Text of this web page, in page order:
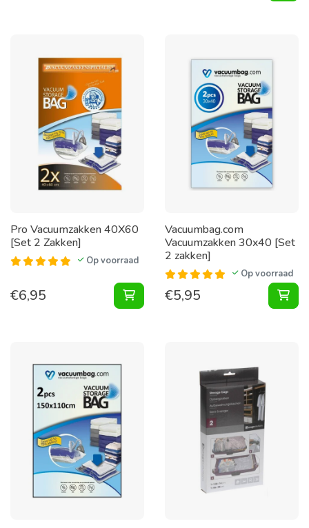
Pro Vacuumzakken 40X60
[Set 2 Zakken]
Op voorraad
€6,95 Vacuumzakken 40X60 [Set 2
Vacuumbag.com
Vacuumzakken 30x40 [Set
2 zakken]
Op voorraad
€5,95